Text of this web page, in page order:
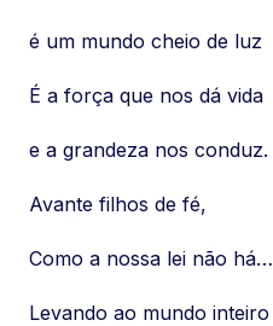
é um mundo cheio de luz
É a força que nos dá vida
e a grandeza nos conduz.
Avante filhos de fé,
Como a nossa lei não há…
Levando ao mundo inteiro